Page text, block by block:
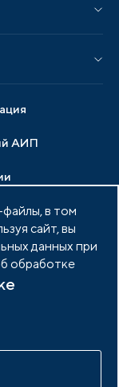
АИП
кабинет
в том
сайт, вы
данных при
обработке